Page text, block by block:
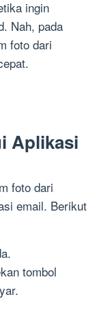
ingin
Nah, pada
foto dari
Aplikasi
foto dari
email. Berikut
tombol